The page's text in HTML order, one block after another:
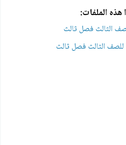
الملفات:
الثالث فصل ثالث
الثالث فصل ثالث